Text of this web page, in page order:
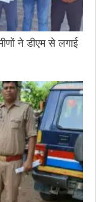
ने डीएम से लगाई